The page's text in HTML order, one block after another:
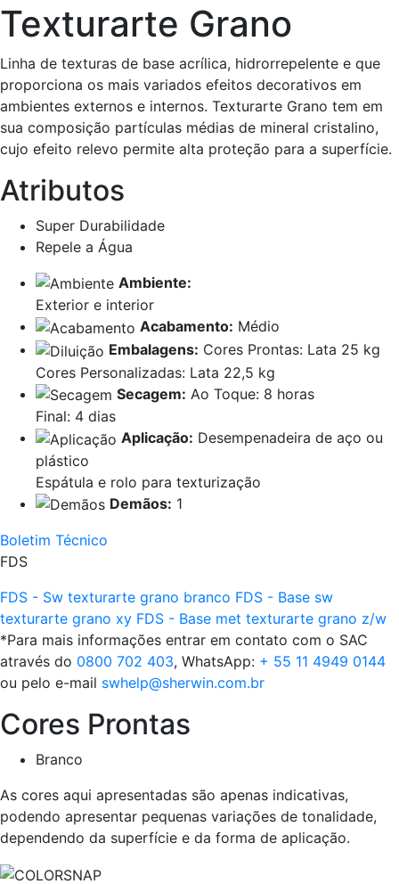
Texturarte Grano
Linha de texturas de base acrílica, hidrorrepelente e que
proporciona os mais variados efeitos decorativos em
ambientes externos e internos. Texturarte Grano tem em
sua composição partículas médias de mineral cristalino,
cujo efeito relevo permite alta proteção para a superfície.
Atributos
Super Durabilidade
Repele a Água
Ambiente:
Exterior e interior
Acabamento: Médio
Embalagens: Cores Prontas: Lata 25 kg
Cores Personalizadas: Lata 22,5 kg
Secagem: Ao Toque: 8 horas
Final: 4 dias
Aplicação: Desempenadeira de aço ou
plástico
Espátula e rolo para texturização
Demãos: 1
Boletim Técnico
FDS
FDS - Sw texturarte grano branco FDS - Base sw
texturarte grano xy FDS - Base met texturarte grano z/w
*Para mais informações entrar em contato com o SAC
através do 0800 702 403, WhatsApp: + 55 11 4949 0144
ou pelo e-mail swhelp@sherwin.com.br
Cores Prontas
Branco
As cores aqui apresentadas são apenas indicativas,
podendo apresentar pequenas variações de tonalidade,
dependendo da superfície e da forma de aplicação.